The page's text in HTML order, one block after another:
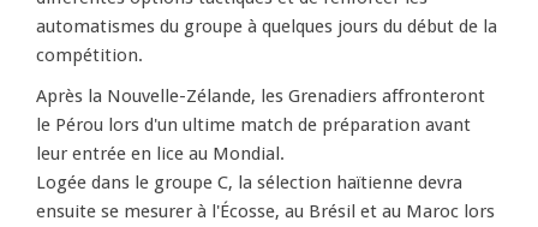
automatismes du groupe à quelques jours du début de la
compétition.
Après la Nouvelle-Zélande, les Grenadiers affronteront
le Pérou lors d'un ultime match de préparation avant
leur entrée en lice au Mondial.
Logée dans le groupe C, la sélection haïtienne devra
ensuite se mesurer à l'Écosse, au Brésil et au Maroc lors